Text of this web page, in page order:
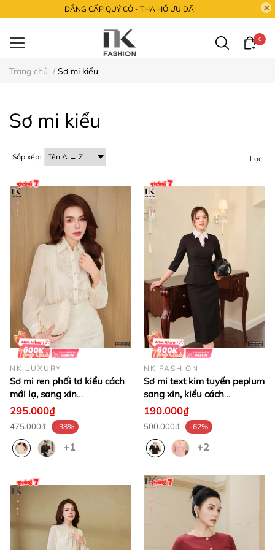
ĐẲNG CẤP QUÝ CÔ - THA HỒ ƯU ĐÃI
0
Trang chủ / Sơ mi kiểu
Sơ mi kiểu
Sắp xếp: Lọc
NK LUXURY
Sơ mi ren phối tơ kiểu cách
mới lạ, sang xin
LUSM2508015
295.000₫
475.000₫ -38%
+1
NK FASHION
Sơ mi text kim tuyến peplum
sang xin, kiểu cách
NKSM2507019
190.000₫
500.000₫ -62%
+2